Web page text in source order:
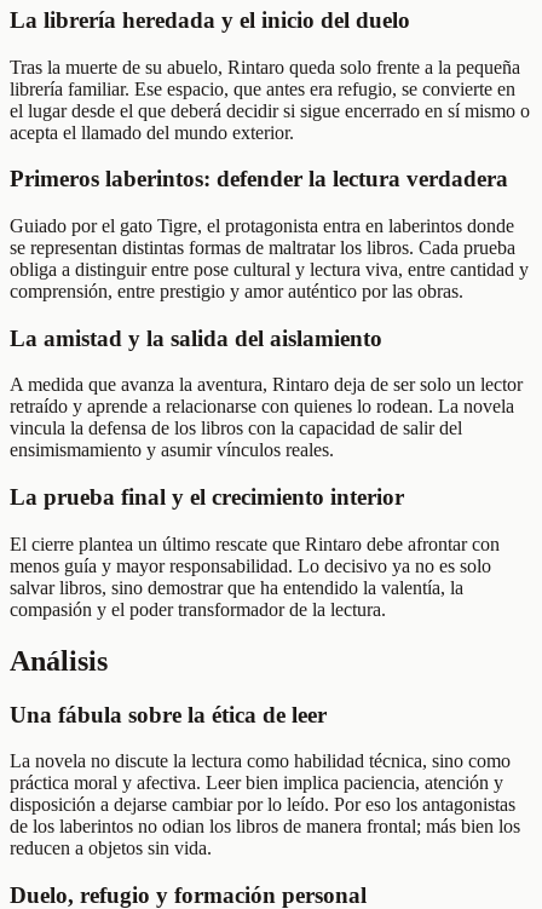
La librería heredada y el inicio del duelo
Tras la muerte de su abuelo, Rintaro queda solo frente a la pequeña
librería familiar. Ese espacio, que antes era refugio, se convierte en
el lugar desde el que deberá decidir si sigue encerrado en sí mismo o
acepta el llamado del mundo exterior.
Primeros laberintos: defender la lectura verdadera
Guiado por el gato Tigre, el protagonista entra en laberintos donde
se representan distintas formas de maltratar los libros. Cada prueba
obliga a distinguir entre pose cultural y lectura viva, entre cantidad y
comprensión, entre prestigio y amor auténtico por las obras.
La amistad y la salida del aislamiento
A medida que avanza la aventura, Rintaro deja de ser solo un lector
retraído y aprende a relacionarse con quienes lo rodean. La novela
vincula la defensa de los libros con la capacidad de salir del
ensimismamiento y asumir vínculos reales.
La prueba final y el crecimiento interior
El cierre plantea un último rescate que Rintaro debe afrontar con
menos guía y mayor responsabilidad. Lo decisivo ya no es solo
salvar libros, sino demostrar que ha entendido la valentía, la
compasión y el poder transformador de la lectura.
Análisis
Una fábula sobre la ética de leer
La novela no discute la lectura como habilidad técnica, sino como
práctica moral y afectiva. Leer bien implica paciencia, atención y
disposición a dejarse cambiar por lo leído. Por eso los antagonistas
de los laberintos no odian los libros de manera frontal; más bien los
reducen a objetos sin vida.
Duelo, refugio y formación personal